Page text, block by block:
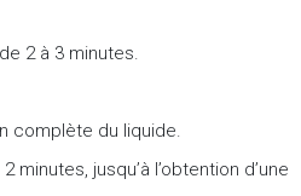
2 à 3 minutes.
complète du liquide.
jusqu’à l’obtention d’une